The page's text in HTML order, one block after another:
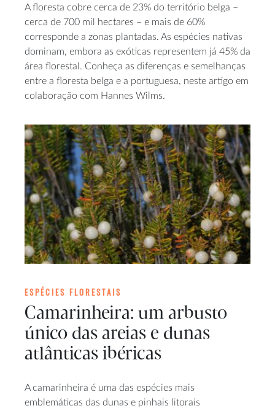
A floresta cobre cerca de 23% do território belga –
cerca de 700 mil hectares – e mais de 60%
corresponde a zonas plantadas. As espécies nativas
dominam, embora as exóticas representem já 45% da
área florestal. Conheça as diferenças e semelhanças
entre a floresta belga e a portuguesa, neste artigo em
colaboração com Hannes Wilms.
ESPÉCIES FLORESTAIS
Camarinheira: um arbusto
único das areias e dunas
atlânticas ibéricas
A camarinheira é uma das espécies mais
emblemáticas das dunas e pinhais litorais